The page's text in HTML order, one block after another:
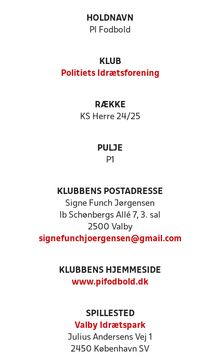
HOLDNAVN
PI Fodbold
KLUB
Politiets Idrætsforening
RÆKKE
KS Herre 24/25
PULJE
P1
KLUBBENS POSTADRESSE
Signe Funch Jørgensen
Ib Schønbergs Allé 7, 3. sal
2500 Valby
signefunchjoergensen@gmail.com
KLUBBENS HJEMMESIDE
www.pifodbold.dk
SPILLESTED
Valby Idrætspark
Julius Andersens Vej 1
2450 København SV